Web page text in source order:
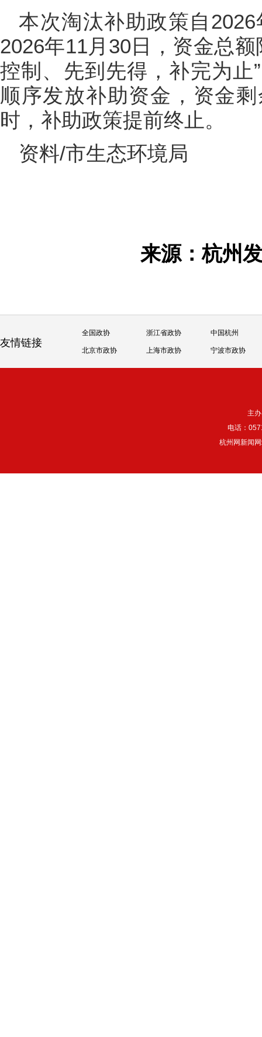
本次淘汰补助政策自
2026年11月30日，资金总
控制、先到先得，补完为止
顺序发放补助资金，资金
时，补助政策提前终止。
资料/市生态环境局
来源：杭
友情链接
全国政协 浙江省政协 中国杭州
北京市政协 上海市政协 宁波市政协
主
电话：
杭州网新闻